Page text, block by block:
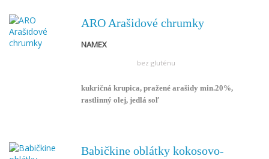
ARO Arašidové chrumky
NAMEX
bez gluténu
kukričná krupica, pražené arašidy min.20%,
rastlinný olej, jedlá soľ
Babičkine oblátky kokosovo-